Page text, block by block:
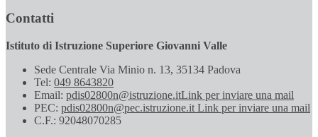
Contatti
Istituto di Istruzione Superiore Giovanni Valle
Sede Centrale Via Minio n. 13, 35134 Padova
Tel: 049 8643820
Email: pdis02800n@istruzione.itLink per inviare una mail
PEC: pdis02800n@pec.istruzione.it Link per inviare una mail
C.F.: 92048070285